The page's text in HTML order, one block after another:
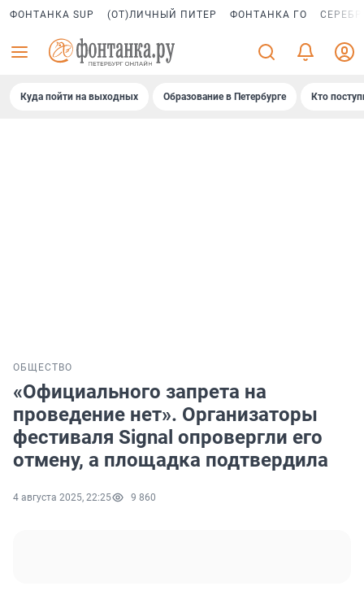
ФОНТАНКА SUP (ОТ)ЛИЧНЫЙ ПИТЕР ФОНТАНКА ГО
Куда пойти на выходных Образование в Петербурге Кто
ОБЩЕСТВО
«Официального запрета на
проведение нет». Организаторы
фестиваля Signal опровергли его
отмену, а площадка подтвердила
4 августа 2025, 22:25 9 860